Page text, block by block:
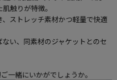
触りが特徴。
ストレッチ素材かつ軽量で快適
い、同素材のジャケットとのセ
緒にいかがでしょうか。